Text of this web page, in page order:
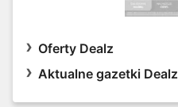
Oferty Dealz
Aktualne gazetki Dealz